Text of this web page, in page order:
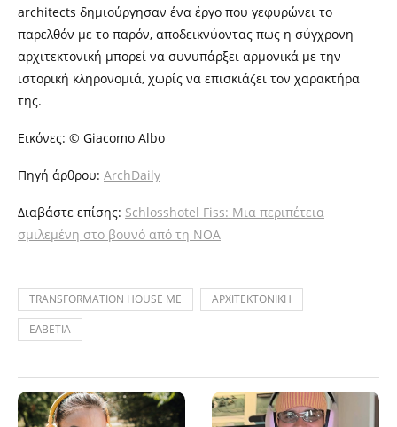
architects δημιούργησαν ένα έργο που γεφυρώνει το
παρελθόν με το παρόν, αποδεικνύοντας πως η σύγχρονη
αρχιτεκτονική μπορεί να συνυπάρξει αρμονικά με την
ιστορική κληρονομιά, χωρίς να επισκιάζει τον χαρακτήρα
της.
Εικόνες: © Giacomo Albo
Πηγή άρθρου: ArchDaily
Διαβάστε επίσης: Schlosshotel Fiss: Μια περιπέτεια
σμιλεμένη στο βουνό από τη NOA
TRANSFORMATION HOUSE ME
ΑΡΧΙΤΕΚΤΟΝΙΚΗ
ΕΛΒΕΤΙΑ